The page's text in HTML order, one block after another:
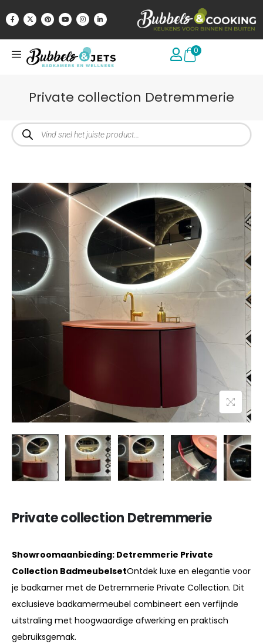
0
Private collection Detremmerie
Private collection Detremmerie
Showroomaanbieding: Detremmerie Private
Collection BadmeubelsetOntdek luxe en elegantie voor
je badkamer met de Detremmerie Private Collection. Dit
exclusieve badkamermeubel combineert een verfijnde
uitstraling met hoogwaardige afwerking en praktisch
gebruiksgemak.